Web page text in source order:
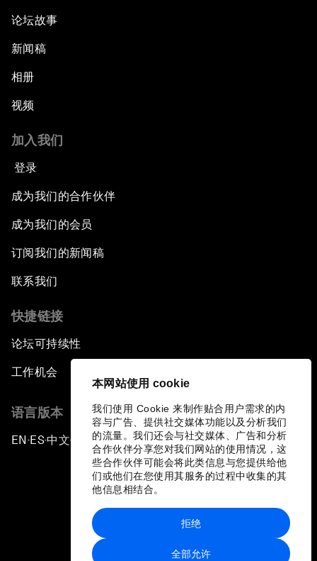
本网站使用 cookie
我们使用 Cookie 来制作贴合用户需求的内
容与广告、提供社交媒体功能以及分析我们
的流量。我们还会与社交媒体、广告和分析
合作伙伴分享您对我们网站的使用情况，这
些合作伙伴可能会将此类信息与您提供给他
们或他们在您使用其服务的过程中收集的其
他信息相结合。
全部允许
拒绝
论坛故事
新闻稿
相册
视频
加入我们
登录
成为我们的合作伙伴
成为我们的会员
订阅我们的新闻稿
联系我们
快捷链接
论坛可持续性
工作机会
语言版本
EN ▪ ES▪中文▪ 日本語